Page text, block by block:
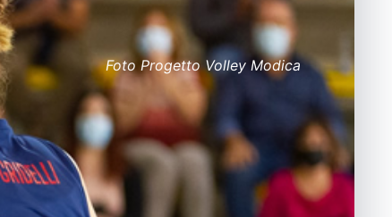
Foto Progetto Volley Modica